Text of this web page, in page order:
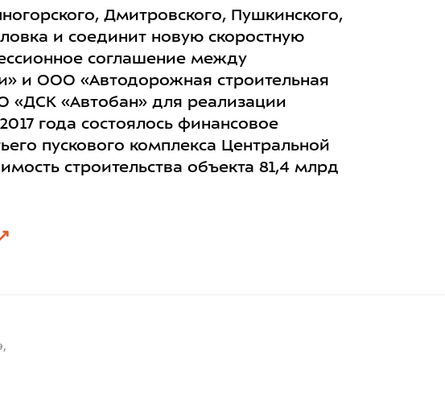
Дмитровского, Пушкинского,
и соединит новую скоростную
соглашение между
и ООО «Автодорожная строительная
«ДСК «Автобан» для реализации
года состоялось финансовое
пускового комплекса Центральной
строительства объекта 81,4 млрд